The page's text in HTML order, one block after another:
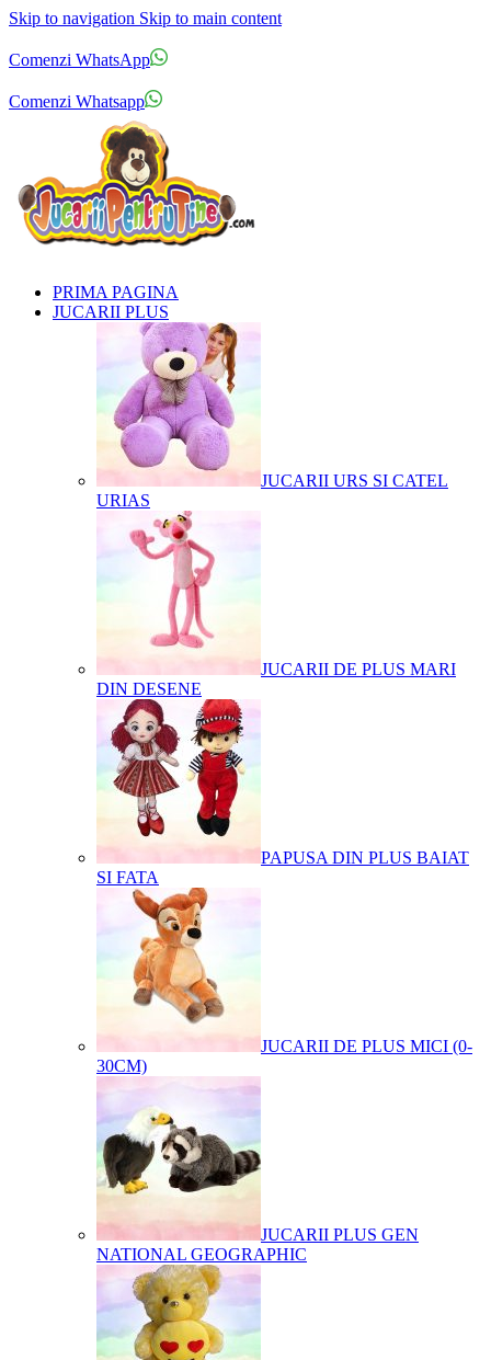
Skip to navigation Skip to main content
Comenzi WhatsApp
Comenzi Whatsapp
PRIMA PAGINA
JUCARII PLUS
JUCARII URS SI CATEL
URIAS
JUCARII DE PLUS MARI
DIN DESENE
PAPUSA DIN PLUS BAIAT
SI FATA
JUCARII DE PLUS MICI (0-
30CM)
JUCARII PLUS GEN
NATIONAL GEOGRAPHIC